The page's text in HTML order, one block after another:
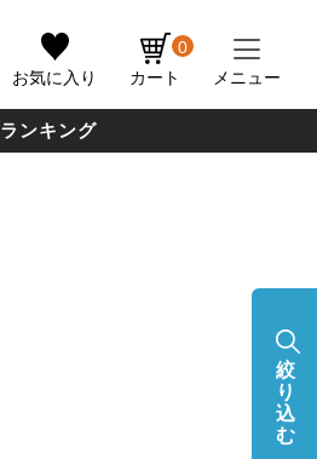
お気に入り カート
0
メニュー
ランキング
絞
り
込
む